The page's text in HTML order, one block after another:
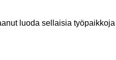
luoda sellaisia